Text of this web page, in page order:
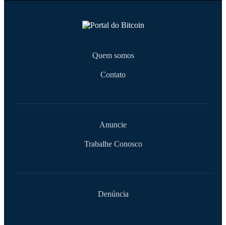
Quem somos
Contato
Anuncie
Trabalhe Conosco
Denúncia